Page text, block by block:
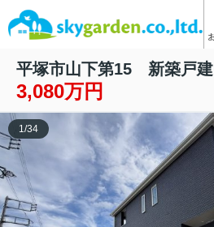
平塚市山下第15 新築戸
3,080万円
1 /34